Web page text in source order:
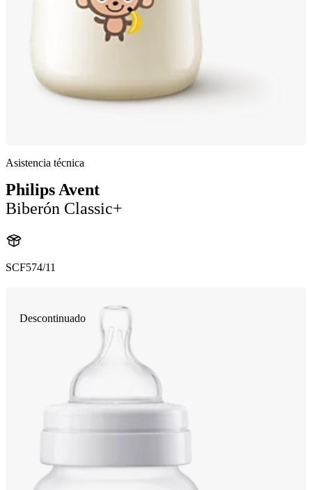
Asistencia técnica
Philips Avent
Biberón Classic+
SCF574/11
Descontinuado